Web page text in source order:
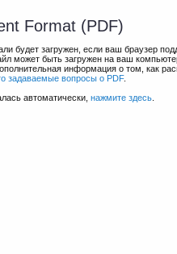
Format (PDF)
будет загружен, если ваш браузер
может быть загружен на ваш
информация о том, как
задаваемые вопросы о PDF.
автоматически,нажмите здесь